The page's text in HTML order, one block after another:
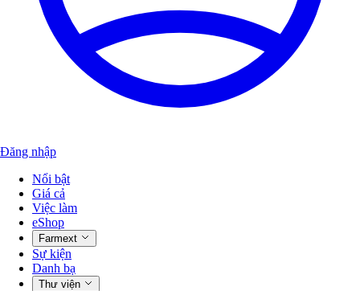
Đăng nhập
Nổi bật
Giá cả
Việc làm
eShop
Farmext
Sự kiện
Danh bạ
Thư viện